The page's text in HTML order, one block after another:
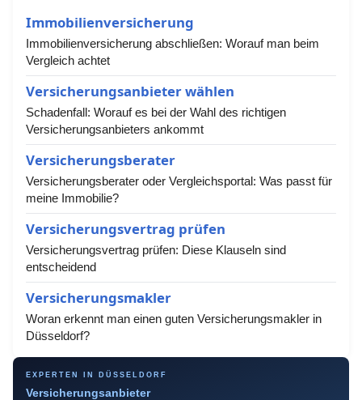
Immobilienversicherung
Immobilienversicherung abschließen: Worauf man beim
Vergleich achtet
Versicherungsanbieter wählen
Schadenfall: Worauf es bei der Wahl des richtigen
Versicherungsanbieters ankommt
Versicherungsberater
Versicherungsberater oder Vergleichsportal: Was passt für
meine Immobilie?
Versicherungsvertrag prüfen
Versicherungsvertrag prüfen: Diese Klauseln sind
entscheidend
Versicherungsmakler
Woran erkennt man einen guten Versicherungsmakler in
Düsseldorf?
EXPERTEN IN DÜSSELDORF
Versicherungsanbieter